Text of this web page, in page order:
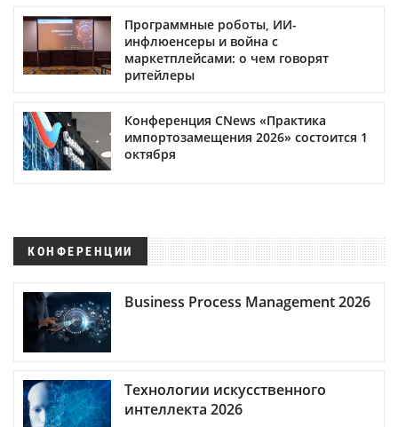
Программные роботы, ИИ-
инфлюенсеры и война с
маркетплейсами: о чем говорят
ритейлеры
Конференция CNews «Практика
импортозамещения 2026» состоится 1
октября
КОНФЕРЕНЦИИ
Business Process Management 2026
Технологии искусственного
интеллекта 2026